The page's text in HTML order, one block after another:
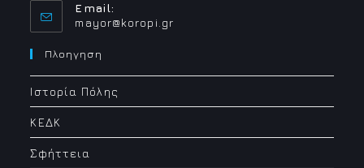
Email:
mayor@koropi.grOpens
Πλοηγηση
Ιστορία Πόλης
ΚΕΔΚ
Σφήττεια